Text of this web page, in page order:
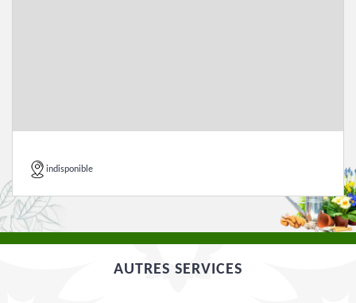
indisponible
AUTRES SERVICES